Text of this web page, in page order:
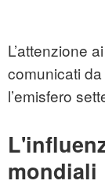
L’attenzione
comunicati
l’emisfero
mondiali